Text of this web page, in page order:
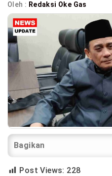
Oleh : Redaksi Oke Gas
Bagikan
Post Views: 228